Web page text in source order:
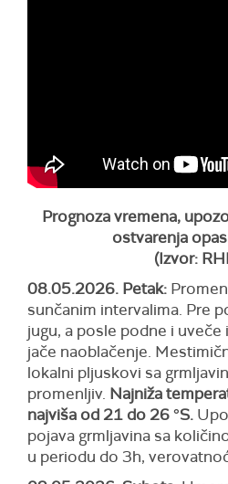
Prognoza vremena,
ostvarenja
(Izvor:
08.05.2026. Petak:
sunčanim intervalima. Pre
jugu, a posle podne i
jače naoblačenje.
lokalni pljuskovi sa
promenljiv. Najniža
najviša od 21 do 26 °S.
pojava grmljavina sa
u periodu do 3h,